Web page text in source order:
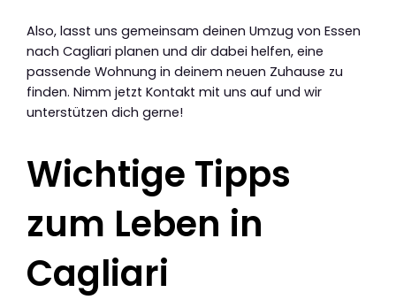
Also, lasst uns gemeinsam deinen Umzug von Essen
nach Cagliari planen und dir dabei helfen, eine
passende Wohnung in deinem neuen Zuhause zu
finden. Nimm jetzt Kontakt mit uns auf und wir
unterstützen dich gerne!
Wichtige Tipps
zum Leben in
Cagliari